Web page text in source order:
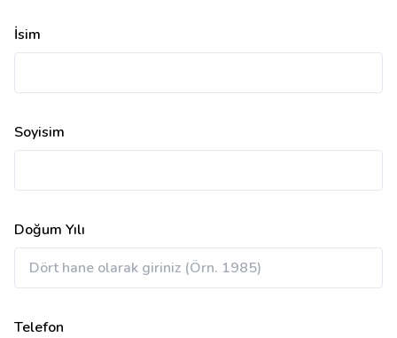
İsim
Soyisim
Doğum Yılı
Telefon